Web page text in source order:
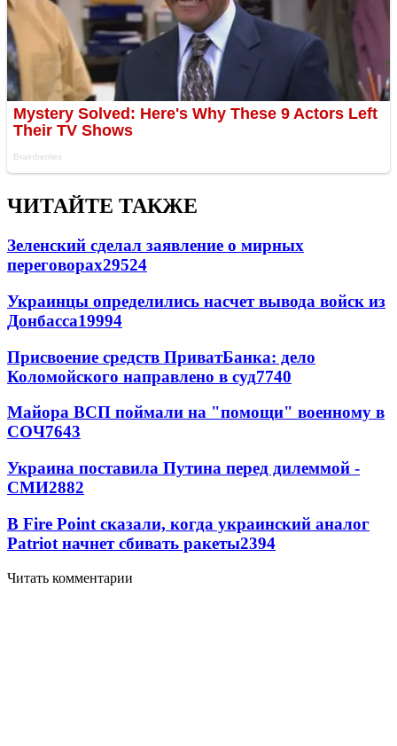
ЧИТАЙТЕ ТАКЖЕ
Зеленский сделал заявление о мирных
переговорах29524
Украинцы определились насчет вывода войск из
Донбасса19994
Присвоение средств ПриватБанка: дело
Коломойского направлено в суд7740
Майора ВСП поймали на "помощи" военному в
СОЧ7643
Украина поставила Путина перед дилеммой -
СМИ2882
В Fire Point сказали, когда украинский аналог
Patriot начнет сбивать ракеты2394
Читать комментарии